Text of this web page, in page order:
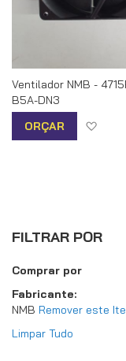
Ventilador NMB -
B5A-DN3
ORÇAR
FILTRAR POR
Comprar por
Fabricante
NMB Remover este
Limpar Tudo